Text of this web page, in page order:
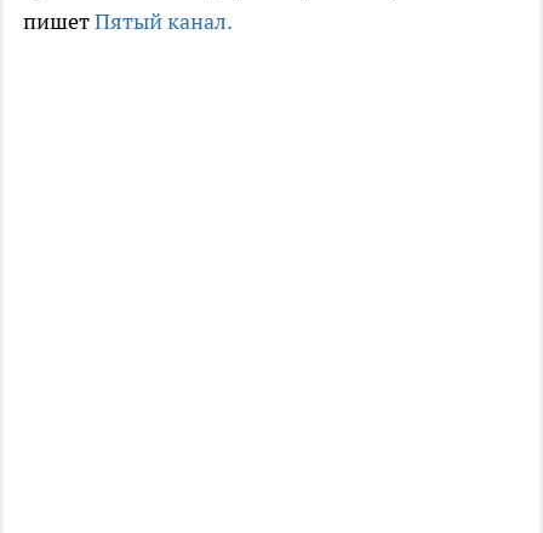
пишетПятый канал.